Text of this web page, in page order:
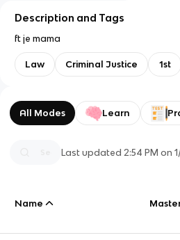
Description and Tags
ft je mama
Law Criminal Justice 1st
All Modes Learn
Last updated 2:54 PM on
Name